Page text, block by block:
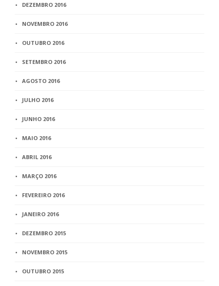
DEZEMBRO 2016
NOVEMBRO 2016
OUTUBRO 2016
SETEMBRO 2016
AGOSTO 2016
JULHO 2016
JUNHO 2016
MAIO 2016
ABRIL 2016
MARÇO 2016
FEVEREIRO 2016
JANEIRO 2016
DEZEMBRO 2015
NOVEMBRO 2015
OUTUBRO 2015